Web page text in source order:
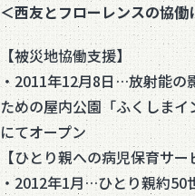
＜西友とフローレンスの協働
【被災地協働支援】
・2011年12月8日…放射能の
ための屋内公園「ふくしま
にてオープン
【ひとり親への病児保育サー
・2012年1月…ひとり親約50